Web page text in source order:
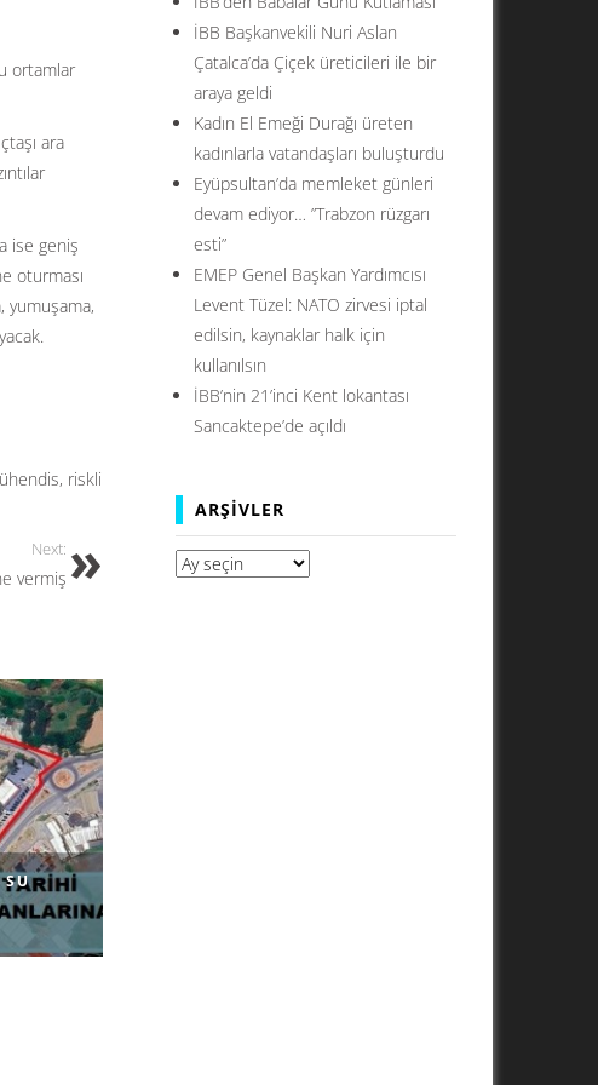
ortamlar
ara
ise geniş
oturması
yumuşama,
, riskli
Next:
vermiş
SU
İBB Başkanvekili Nuri Aslan
Çatalca’da Çiçek üreticileri ile bir
araya geldi
Kadın El Emeği Durağı üreten
kadınlarla vatandaşları buluşturdu
Eyüpsultan’da memleket günleri
devam ediyor… ”Trabzon rüzgarı
esti”
EMEP Genel Başkan Yardımcısı
Levent Tüzel: NATO zirvesi iptal
edilsin, kaynaklar halk için
kullanılsın
İBB’nin 21’inci Kent lokantası
Sancaktepe’de açıldı
ARŞIVLER
Arşivler